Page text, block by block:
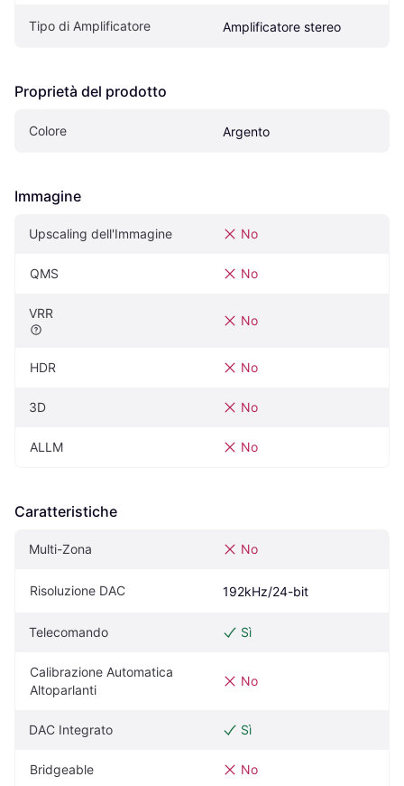
Tipo di Amplificatore Amplificatore stereo
Proprietà del prodotto
Colore Argento
Immagine
Upscaling dell'Immagine No
QMS No
VRR No
HDR No
3D No
ALLM No
Caratteristiche
Multi-Zona No
Risoluzione DAC 192kHz/24-bit
Telecomando Sì
Calibrazione Automatica
Altoparlanti
No
DAC Integrato Sì
Bridgeable No